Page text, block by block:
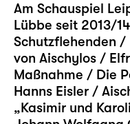
Am Schauspiel
Lübbe seit 2013/
Schutzflehenden /
von Aischylos /
Maßnahme / Die
Hanns Eisler /
„Kasimir und